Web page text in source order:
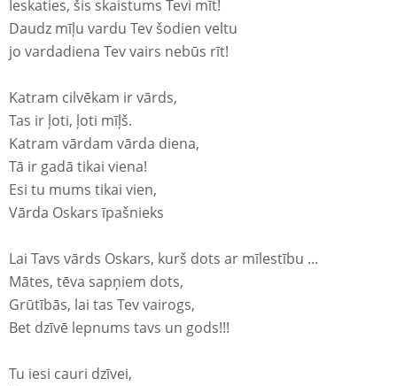
Ieskaties, šis skaistums Tevi mīt!
Daudz mīļu vardu Tev šodien veltu
jo vardadiena Tev vairs nebūs rīt!
Katram cilvēkam ir vārds,
Tas ir ļoti, ļoti mīļš.
Katram vārdam vārda diena,
Tā ir gadā tikai viena!
Esi tu mums tikai vien,
Vārda Oskars īpašnieks
Lai Tavs vārds Oskars, kurš dots ar mīlestību ...
Mātes, tēva sapņiem dots,
Grūtībās, lai tas Tev vairogs,
Bet dzīvē lepnums tavs un gods!!!
Tu iesi cauri dzīvei,